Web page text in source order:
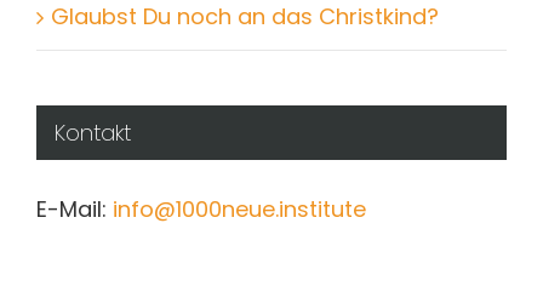
Glaubst Du noch an das Christkind?
Kontakt
E-Mail: info@1000neue.institute